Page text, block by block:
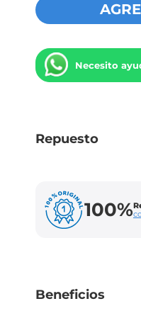
Necesito
Repuesto
100%
Beneficios